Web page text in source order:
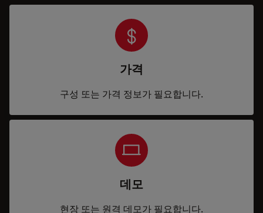
가격
구성 또는 가격 정보가 필요합니다.
데모
현장 또는 원격 데모가 필요합니다.